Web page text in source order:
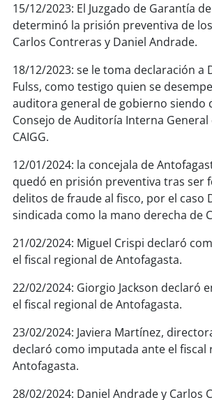
15/12/2023: El Juzgado de Garantía
determinó la prisión preventiva de
Carlos Contreras y Daniel Andrade.
18/12/2023: se le toma declaración a
Fulss, como testigo quien se
auditora general de gobierno siendo
Consejo de Auditoría Interna
CAIGG.
12/01/2024: la concejala de
quedó en prisión preventiva tras ser
delitos de fraude al fisco, por el caso
sindicada como la mano derecha de
21/02/2024: Miguel Crispi declaró
el fiscal regional de Antofagasta.
22/02/2024: Giorgio Jackson declaró
el fiscal regional de Antofagasta.
23/02/2024: Javiera Martínez,
declaró como imputada ante el fiscal
Antofagasta.
28/02/2024: Daniel Andrade y Carlos